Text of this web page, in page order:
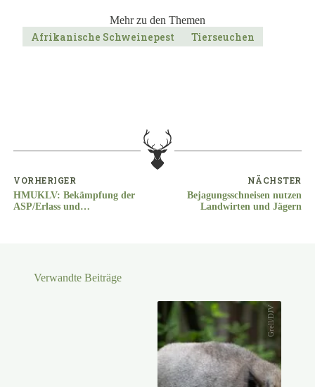
Mehr zu den Themen
Afrikanische Schweinepest Tierseuchen
VORHERIGER
HMUKLV: Bekämpfung der
ASP/Erlass und
NÄCHSTER
Bejagungsschneisen nutzen
Landwirten und Jägern
Verwandte Beiträge
Grell/DJV